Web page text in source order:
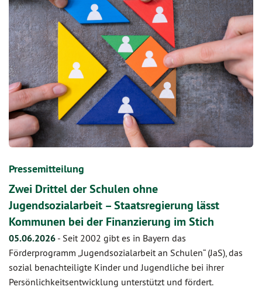
Pressemitteilung
Zwei Drittel der Schulen ohne
Jugendsozialarbeit – Staatsregierung lässt
Kommunen bei der Finanzierung im Stich
05.06.2026 - Seit 2002 gibt es in Bayern das
Förderprogramm „Jugendsozialarbeit an Schulen“ (JaS), das
sozial benachteiligte Kinder und Jugendliche bei ihrer
Persönlichkeitsentwicklung unterstützt und fördert.